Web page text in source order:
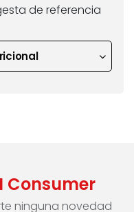
de referencia
Consumer
ninguna novedad